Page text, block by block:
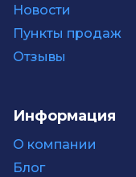
Новости
Пункты продаж
Отзывы
Информация
О компании
Блог